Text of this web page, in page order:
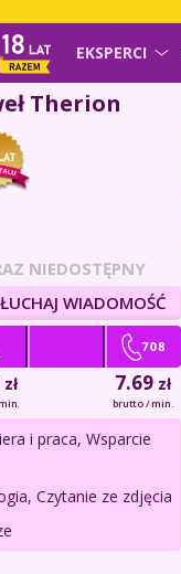
EKSPERCI
Therion
NIEDOSTĘPNY
WIADOMOŚĆ
zł 7.69 zł
brutto / min.
i praca, Wsparcie
Czytanie ze zdjęcia